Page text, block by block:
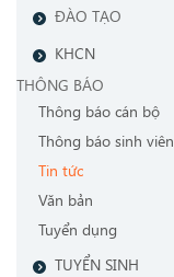
ĐÀO TẠO
KHCN
THÔNG BÁO
Thông báo cán bộ
Thông báo sinh viên
Tin tức
Văn bản
Tuyển dụng
TUYỂN SINH